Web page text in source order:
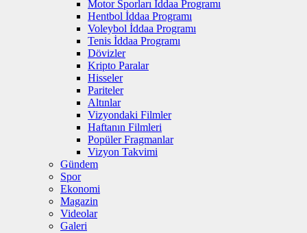
Motor Sporları İddaa Programı
Hentbol İddaa Programı
Voleybol İddaa Programı
Tenis İddaa Programı
Dövizler
Kripto Paralar
Hisseler
Pariteler
Altınlar
Vizyondaki Filmler
Haftanın Filmleri
Popüler Fragmanlar
Vizyon Takvimi
Gündem
Spor
Ekonomi
Magazin
Videolar
Galeri